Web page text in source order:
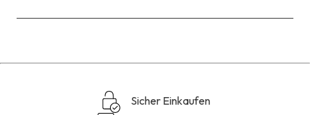
Sicher Einkaufen